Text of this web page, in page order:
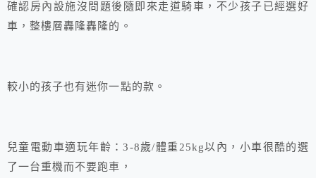
確認房內設施沒問題後隨即來走道騎車，不少孩子已經選好
車，整樓層轟隆轟隆的。
較小的孩子也有迷你一點的款。
兒童電動車適玩年齡：3-8歲/體重25kg以內，小車很酷的選
了一台重機而不要跑車，